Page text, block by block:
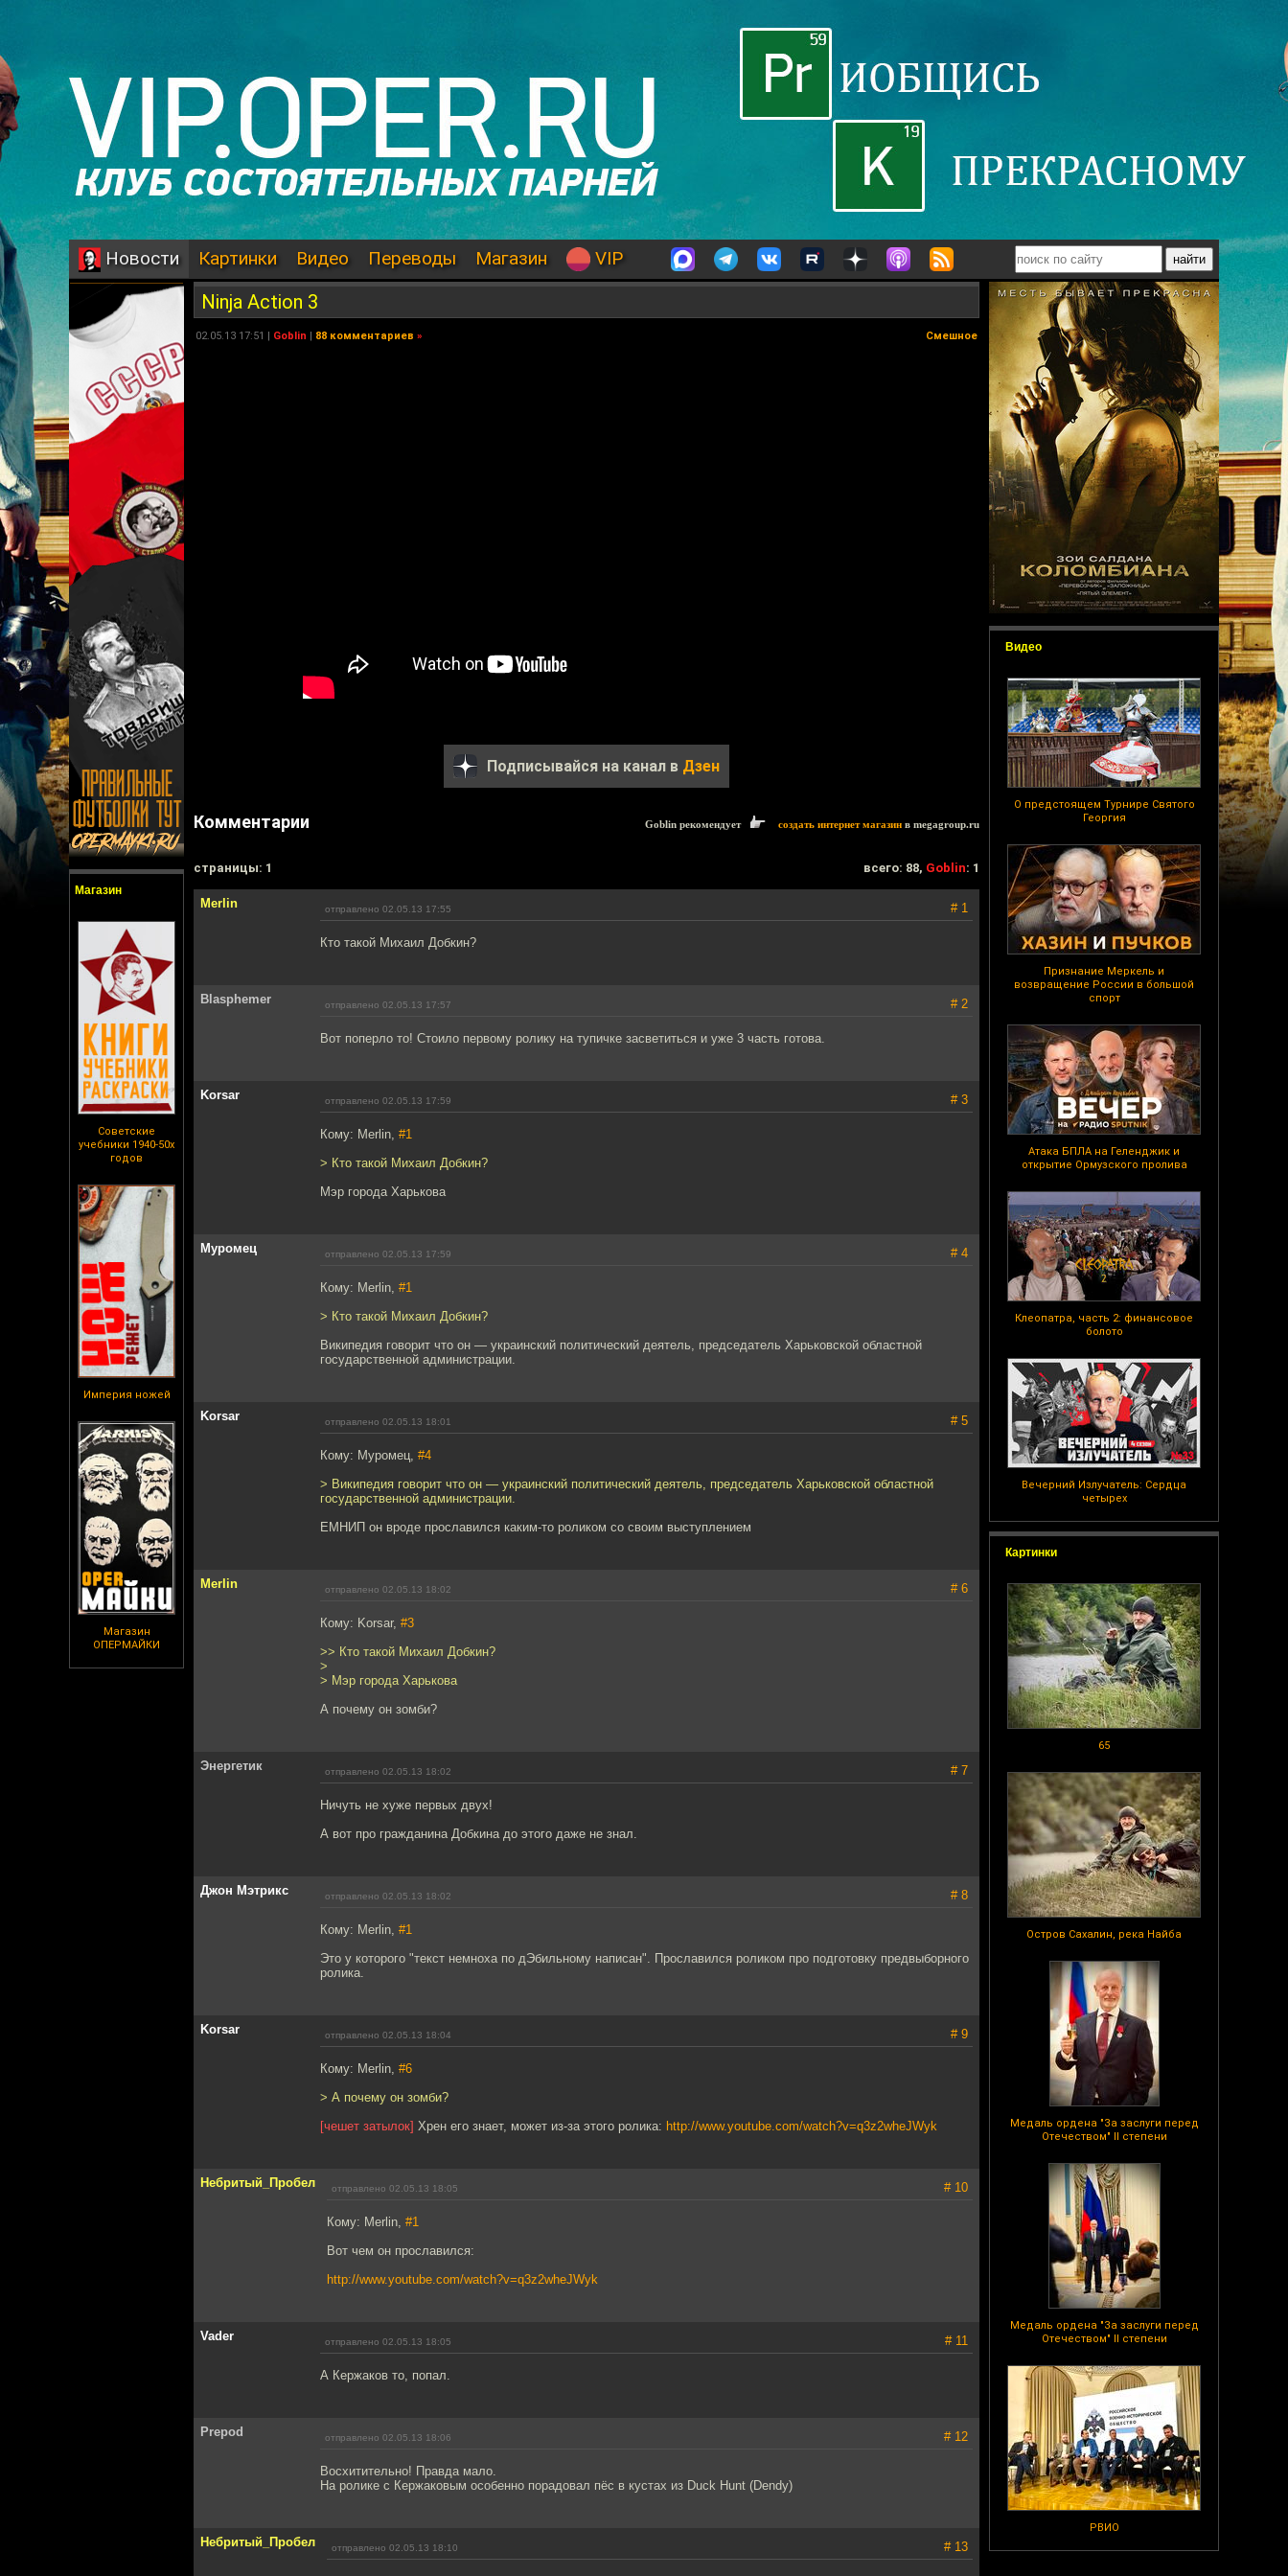
Новости Картинки Видео Переводы Магазин VIP
Магазин
Советские
учебники 1940-50х
годов
Империя ножей
Магазин
ОПЕРМАЙКИ
Видео
О предстоящем Турнире Святого
Георгия
Признание Меркель и
возвращение России в большой
спорт
Атака БПЛА на Геленджик и
открытие Ормузского пролива
Клеопатра, часть 2: финансовое
болото
Вечерний Излучатель: Сердца
четырех
Картинки
65
Остров Сахалин, река Найба
Медаль ордена "За заслуги перед
Отечеством" II степени
Медаль ордена "За заслуги перед
Отечеством" II степени
РВИО
Ninja Action 3
02.05.13 17:51 | Goblin | 88 комментариев » Смешное
Подписывайся на канал в Дзен
Комментарии Goblin рекомендует создать интернет магазин в megagroup.ru
cтраницы: 1 всего: 88, Goblin: 1
Merlin отправлено 02.05.13 17:55 # 1
Кто такой Михаил Добкин?
Blasphemer отправлено 02.05.13 17:57 # 2
Вот поперло то! Стоило первому ролику на тупичке засветиться и уже 3 часть готова.
Korsar отправлено 02.05.13 17:59 # 3
Кому: Merlin, #1
> Кто такой Михаил Добкин?
Мэр города Харькова
Муромец отправлено 02.05.13 17:59 # 4
Кому: Merlin, #1
> Кто такой Михаил Добкин?
Википедия говорит что он — украинский политический деятель, председатель Харьковской областной
государственной администрации.
Korsar отправлено 02.05.13 18:01 # 5
Кому: Муромец, #4
> Википедия говорит что он — украинский политический деятель, председатель Харьковской областной
государственной администрации.
ЕМНИП он вроде прославился каким-то роликом со своим выступлением
Merlin отправлено 02.05.13 18:02 # 6
Кому: Korsar, #3
>> Кто такой Михаил Добкин?
>
> Мэр города Харькова
А почему он зомби?
Энергетик отправлено 02.05.13 18:02 # 7
Ничуть не хуже первых двух!
А вот про гражданина Добкина до этого даже не знал.
Джон Мэтрикс отправлено 02.05.13 18:02 # 8
Кому: Merlin, #1
Это у которого "текст немноха по дЭбильному написан". Прославился роликом про подготовку предвыборного
ролика.
Korsar отправлено 02.05.13 18:04 # 9
Кому: Merlin, #6
> А почему он зомби?
[чешет затылок] Хрен его знает, может из-за этого ролика: http://www.youtube.com/watch?v=q3z2wheJWyk
Небритый_Пробел отправлено 02.05.13 18:05 # 10
Кому: Merlin, #1
Вот чем он прославился:
http://www.youtube.com/watch?v=q3z2wheJWyk
Vader отправлено 02.05.13 18:05 # 11
А Кержаков то, попал.
Prepod отправлено 02.05.13 18:06 # 12
Восхитительно! Правда мало.
На ролике с Кержаковым особенно порадовал пёс в кустах из Duck Hunt (Dendy)
Небритый_Пробел отправлено 02.05.13 18:10 # 13